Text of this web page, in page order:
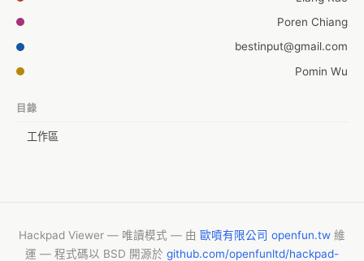
Poren Chiang
bestinput@gmail.com
Pomin Wu
目錄
工作區
Hackpad Viewer — 唯讀模式 — 由 歐噴有限公司 openfun.tw 維
運 — 程式碼以 BSD 開源於 github.com/openfunltd/hackpad-